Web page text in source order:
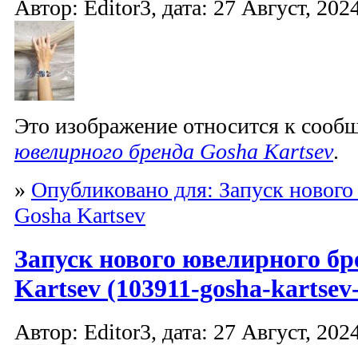
Автор: Editor3, дата: 27 Август,
Это изображение относится к
ювелирного бренда Gosha Kartsev.
» Опубликовано для: Запуск
Gosha Kartsev
Запуск нового ювелирного
Kartsev (103911-gosha-
Автор: Editor3, дата: 27 Август,